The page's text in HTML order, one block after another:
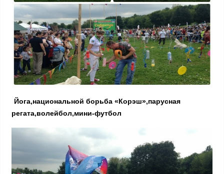
Йога,национальной борьба «Корэш»,парусная
регата,волейбол,мини-футбол